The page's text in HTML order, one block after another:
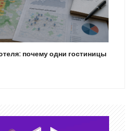
почему одни гостиницы